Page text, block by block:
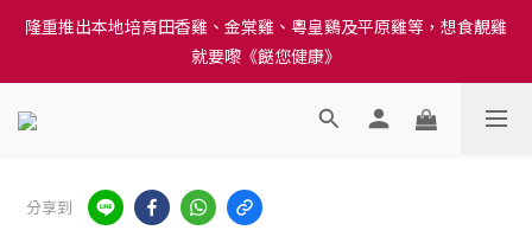
訂單結帳注意事項：送貨方法中選擇區域 - 然後當填寫地址時, 請
小心選擇分區及區域, 因資料錯誤會影響前往結帳
就要嚟《餸您健康》
訂單結帳注意事項：送貨方法中選擇區域 - 然後當填寫地址時, 請
小心選擇分區及區域, 因資料錯誤會影響前往結帳
分享到